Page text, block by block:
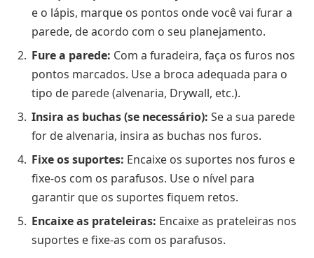
e o lápis, marque os pontos onde você vai furar a
parede, de acordo com o seu planejamento.
Fure a parede: Com a furadeira, faça os furos nos
pontos marcados. Use a broca adequada para o
tipo de parede (alvenaria, Drywall, etc.).
Insira as buchas (se necessário): Se a sua parede
for de alvenaria, insira as buchas nos furos.
Fixe os suportes: Encaixe os suportes nos furos e
fixe-os com os parafusos. Use o nível para
garantir que os suportes fiquem retos.
Encaixe as prateleiras: Encaixe as prateleiras nos
suportes e fixe-as com os parafusos.